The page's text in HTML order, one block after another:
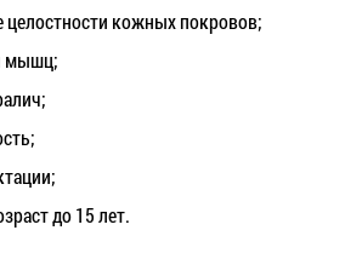
целостности кожных покровов;
мышц;
до 15 лет.